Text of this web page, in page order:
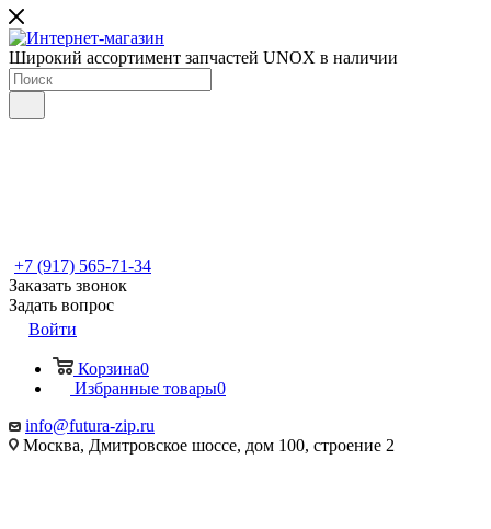
Широкий ассортимент запчастей UNOX в наличии
+7 (917) 565-71-34
Заказать звонок
Задать вопрос
Войти
Корзина0
Избранные товары0
info@futura-zip.ru
Москва, Дмитровское шоссе, дом 100, строение 2